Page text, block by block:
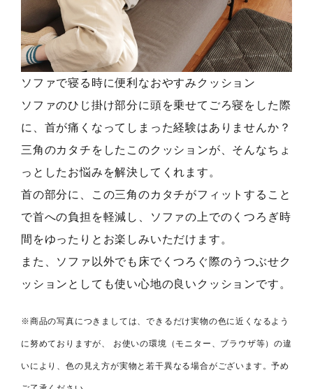
ソファで寝る時に便利なおやすみクッション
ソファのひじ掛け部分に頭を乗せてごろ寝をした際
に、首が痛くなってしまった経験はありませんか？
三角のカタチをしたこのクッションが、そんなちょ
っとしたお悩みを解決してくれます。
首の部分に、この三角のカタチがフィットすること
で首への負担を軽減し、ソファの上でのくつろぎ時
間をゆったりとお楽しみいただけます。
また、ソファ以外でも床でくつろぐ際のうつぶせク
ッションとしても使い心地の良いクッションです。
※商品の写真につきましては、できるだけ実物の色に近くなるよう
に努めておりますが、 お使いの環境（モニター、ブラウザ等）の違
いにより、色の見え方が実物と若干異なる場合がございます。予め